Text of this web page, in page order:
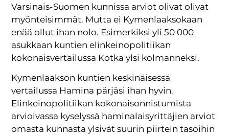
Varsinais-Suomen kunnissa arviot olivat olivat
myönteisimmät. Mutta ei Kymenlaaksokaan
enää ollut ihan nolo. Esimerkiksi yli 50 000
asukkaan kuntien elinkeinopolitiikan
kokonaisvertailussa Kotka ylsi kolmanneksi.
Kymenlaakson kuntien keskinäisessä
vertailussa Hamina pärjäsi ihan hyvin.
Elinkeinopolitiikan kokonaisonnistumista
arvioivassa kyselyssä haminalaisyrittäjien arviot
omasta kunnasta ylsivät suurin piirtein tasoihin